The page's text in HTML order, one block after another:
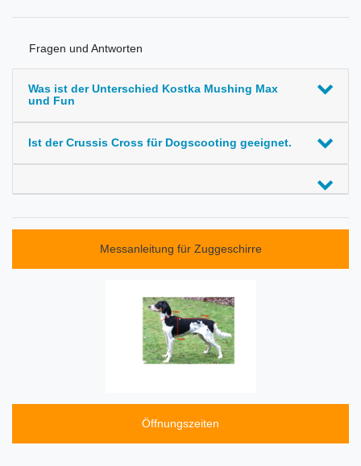
Fragen und Antworten
Was ist der Unterschied Kostka Mushing Max
und Fun
Ist der Crussis Cross für Dogscooting geeignet.
Messanleitung für Zuggeschirre
Öffnungszeiten